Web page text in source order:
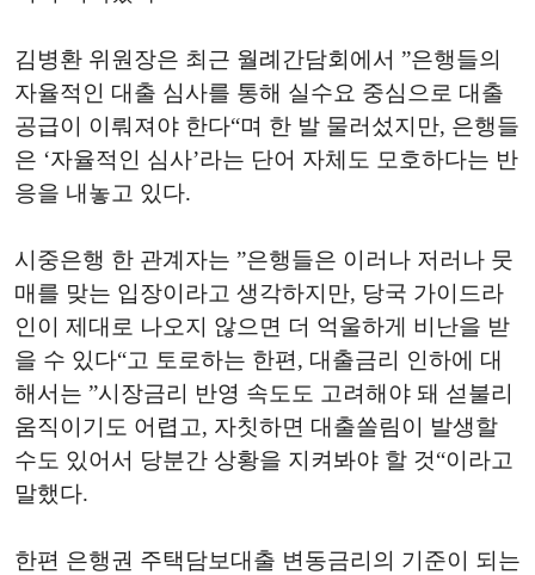
김병환 위원장은 최근 월례간담회에서 ”은행들의
자율적인 대출 심사를 통해 실수요 중심으로 대출
공급이 이뤄져야 한다“며 한 발 물러섰지만, 은행들
은 ‘자율적인 심사’라는 단어 자체도 모호하다는 반
응을 내놓고 있다.
시중은행 한 관계자는 ”은행들은 이러나 저러나 뭇
매를 맞는 입장이라고 생각하지만, 당국 가이드라
인이 제대로 나오지 않으면 더 억울하게 비난을 받
을 수 있다“고 토로하는 한편, 대출금리 인하에 대
해서는 ”시장금리 반영 속도도 고려해야 돼 섣불리
움직이기도 어렵고, 자칫하면 대출쏠림이 발생할
수도 있어서 당분간 상황을 지켜봐야 할 것“이라고
말했다.
한편 은행권 주택담보대출 변동금리의 기준이 되는